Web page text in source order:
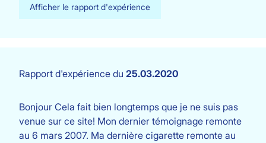
Afficher le rapport d'expérience
Rapport d'expérience du 25.03.2020
Bonjour Cela fait bien longtemps que je ne suis pas
venue sur ce site! Mon dernier témoignage remonte
au 6 mars 2007. Ma dernière cigarette remonte au